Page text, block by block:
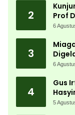
2
Prof
6
3
6
4
Gus
5